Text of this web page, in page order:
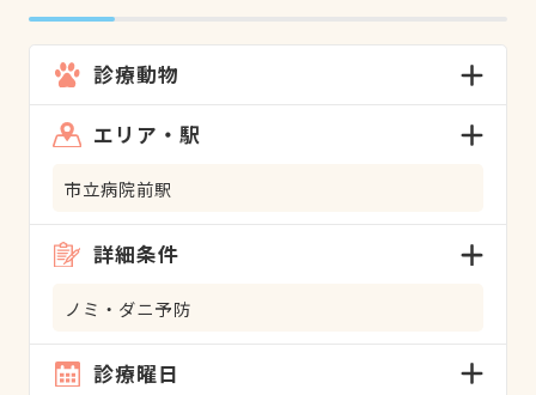
診療動物
エリア・駅
市立病院前駅
詳細条件
ノミ・ダニ予防
診療曜日